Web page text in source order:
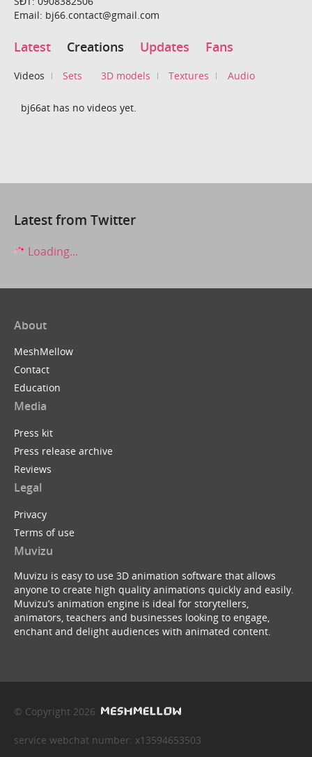
Email: bj66.contact@gmail.com
Latest Creations Updates Fans
Videos Sets 3D models Textures Audio
bj66at has no videos yet.
Latest from Twitter
Loading...
About
MeshMellow
Contact
Education
Media
Press kit
Press release archive
Reviews
Legal
Privacy
Terms of use
Muvizu
Muvizu is easy to use 3D animation software that allows
anyone to create high quality animations quickly and easily.
Muvizu’s animation engine is ideal for storytellers,
animators, teachers and businesses looking to engage,
enchant and delight audiences with animated content.
© Copyright 2026
service webchat number: x13594653503